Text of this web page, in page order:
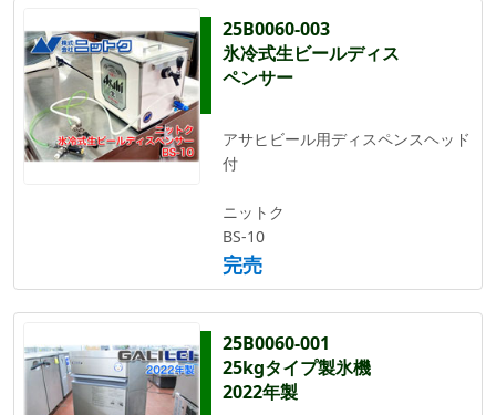
25B0060-003
氷冷式生ビールディス
ペンサー
アサヒビール用ディスペンスヘッド
付
ニットク
BS-10
完売
25B0060-001
25kgタイプ製氷機
2022年製